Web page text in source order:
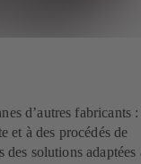
d’autres fabricants
et à des procédés de
solutions adaptées